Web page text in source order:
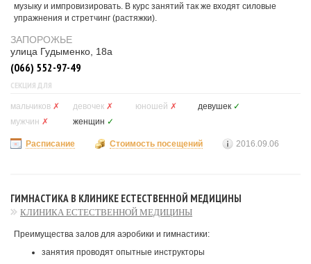
музыку и импровизировать. В курс занятий так же входят силовые
упражнения и стретчинг (растяжки).
ЗАПОРОЖЬЕ
улица Гудыменко, 18а
(066) 552-97-49
СЕКЦИЯ ДЛЯ
мальчиков ✗ девочек ✗ юношей ✗ девушек ✓
мужчин ✗ женщин ✓
Расписание Стоимость посещений 2016.09.06
ГИМНАСТИКА В КЛИНИКЕ ЕСТЕСТВЕННОЙ МЕДИЦИНЫ
КЛИНИКА ЕСТЕСТВЕННОЙ МЕДИЦИНЫ
Преимущества залов для аэробики и гимнастики:
занятия проводят опытные инструкторы